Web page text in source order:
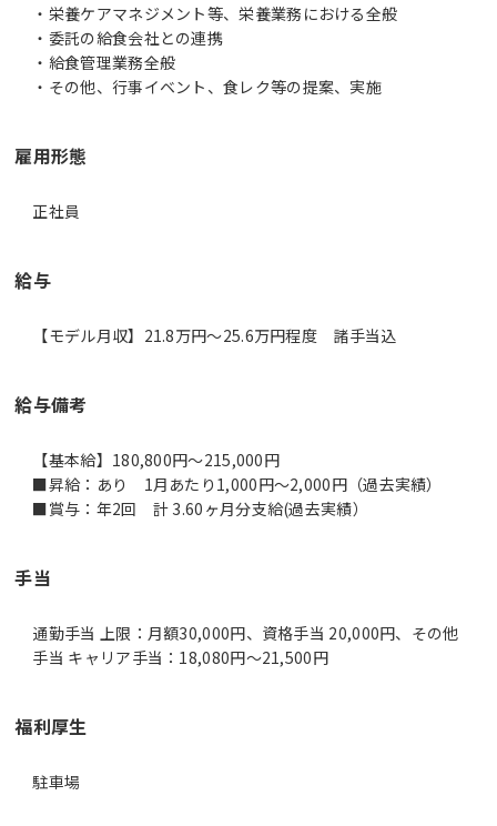
・栄養ケアマネジメント等、栄養業務における全般
・委託の給食会社との連携
・給食管理業務全般
・その他、行事イベント、食レク等の提案、実施
雇用形態
正社員
給与
【モデル月収】21.8万円〜25.6万円程度 諸手当込
給与備考
【基本給】180,800円～215,000円
■昇給：あり 1月あたり1,000円～2,000円（過去実績）
■賞与：年2回 計 3.60ヶ月分支給(過去実績）
手当
通勤手当 上限：月額30,000円、資格手当 20,000円、その他
手当 キャリア手当：18,080円～21,500円
福利厚生
駐車場